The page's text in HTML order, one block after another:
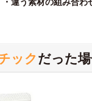
ックだった